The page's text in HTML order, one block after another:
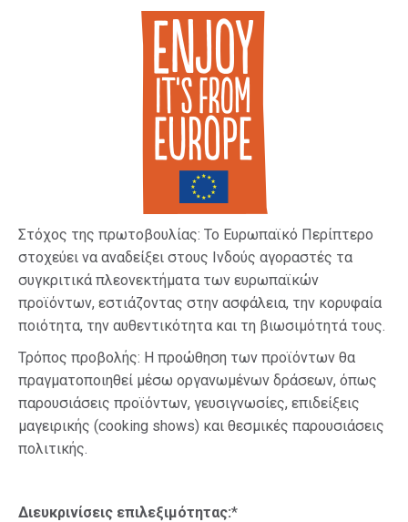
Στόχος της πρωτοβουλίας: Το Ευρωπαϊκό Περίπτερο
στοχεύει να αναδείξει στους Ινδούς αγοραστές τα
συγκριτικά πλεονεκτήματα των ευρωπαϊκών
προϊόντων, εστιάζοντας στην ασφάλεια, την κορυφαία
ποιότητα, την αυθεντικότητα και τη βιωσιμότητά τους.
Τρόπος προβολής: Η προώθηση των προϊόντων θα
πραγματοποιηθεί μέσω οργανωμένων δράσεων, όπως
παρουσιάσεις προϊόντων, γευσιγνωσίες, επιδείξεις
μαγειρικής (cooking shows) και θεσμικές παρουσιάσεις
πολιτικής.
Διευκρινίσεις επιλεξιμότητας:*